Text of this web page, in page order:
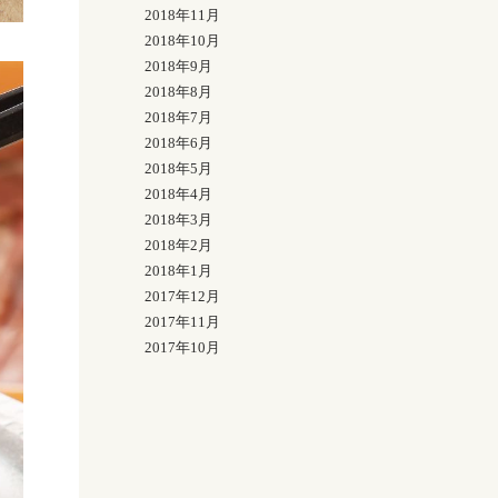
2018年11月
2018年10月
2018年9月
2018年8月
2018年7月
2018年6月
2018年5月
2018年4月
2018年3月
2018年2月
2018年1月
2017年12月
2017年11月
2017年10月